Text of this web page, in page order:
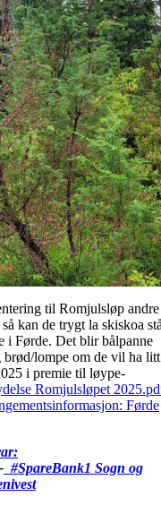
til Romjulsløp andre
kan de trygt la skiskoa
i Førde. Det blir bålpanne
brød/lompe om de vil ha litt
i premie til løype-
Romjulsløpet
Førde
- #SpareBank1 Sogn og